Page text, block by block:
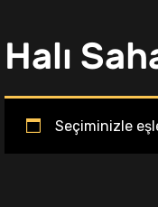
Halı
Seçiminizle